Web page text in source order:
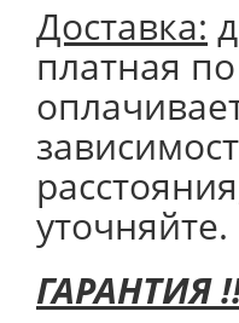
Доставка:
платная
уточняйте.
ГАРАНТИЯ